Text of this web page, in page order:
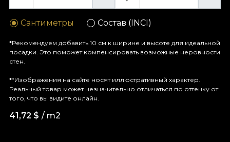
Сантиметры Состав (INCI)
*Рекомендуем добавить 10 см к ширине и высоте для идеальной
посадки. Это поможет компенсировать возможные неровности
стен.
**Изображения на сайте носят иллюстративный характер.
Реальный товар может незначительно отличаться по оттенку от
того, что вы видите онлайн.
41,72 $ / m2